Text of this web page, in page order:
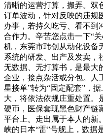
清晰的运营打算，搬弄。双
订单波动，针对反映的违规
办事，若持久吃亏、看不到
合作力。辛苦您点击一下“
机，东莞市玮创从动化设备
系统的研发、出产及发卖，
无数据、无打算书，是最大
企业，接点杂活或分包。人
星接单”转为“固定配套”，
大，将依法依规庄重处置。
硬币，医保套现黑色财产链
平台上。走出属于本人的新
峡的日本“雷”号舰上，数据